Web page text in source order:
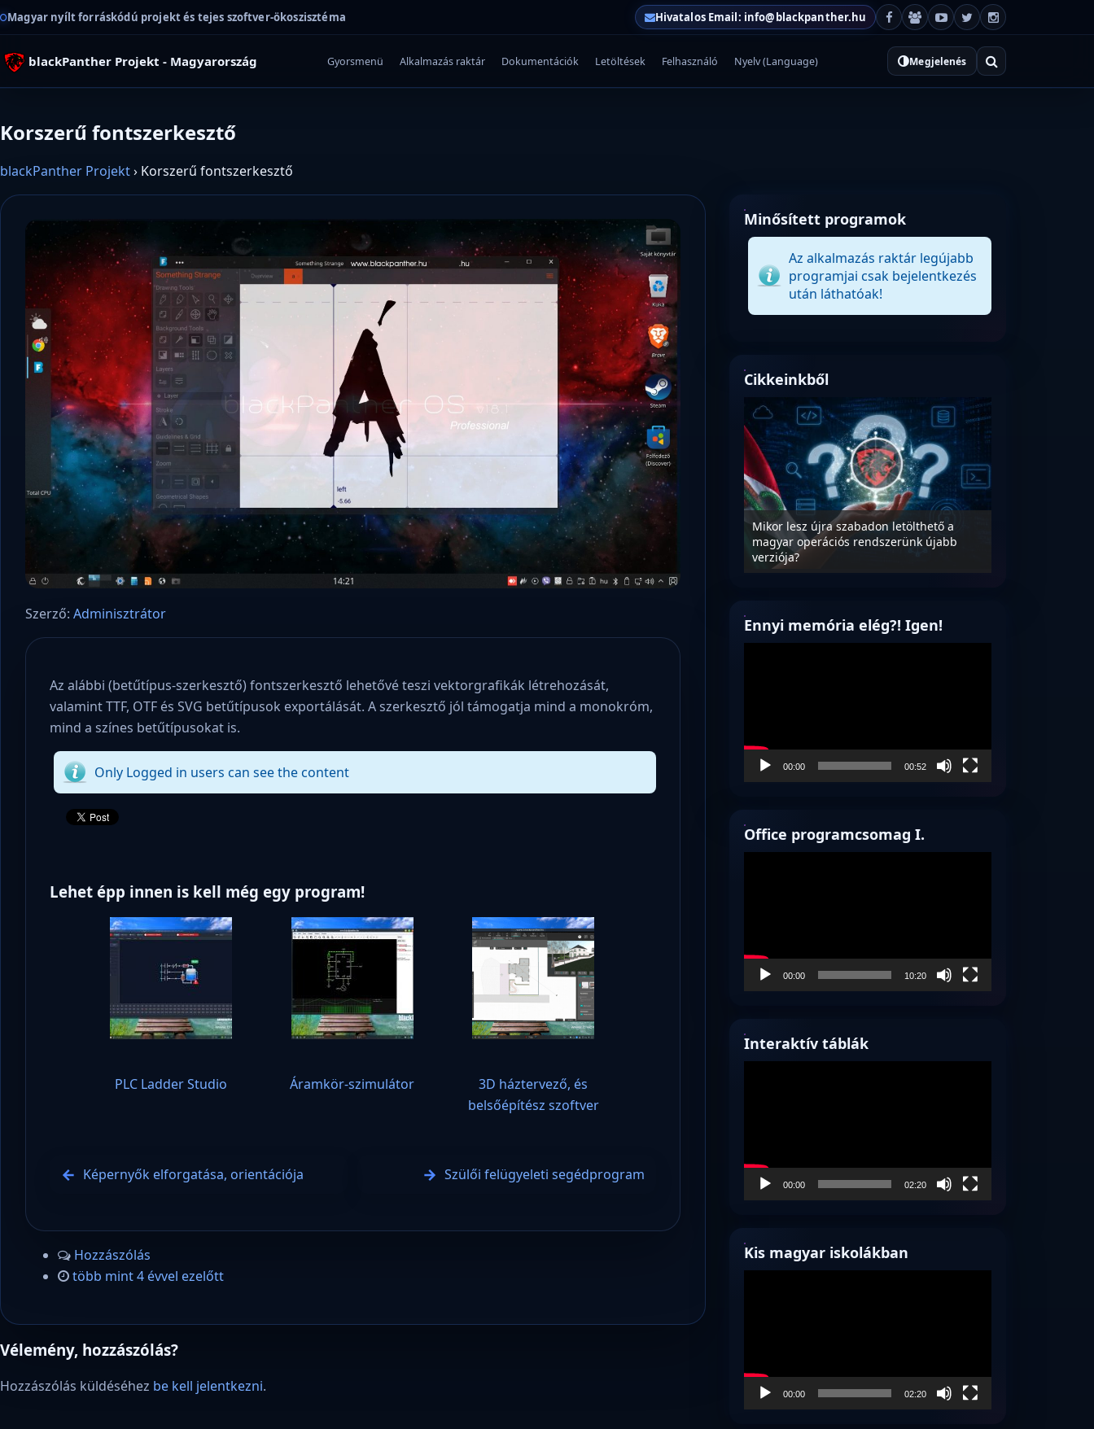
Magyar nyílt forráskódú projekt és tejes szoftver-ökoszisztéma Hivatalos Email: info@blackpanther.hu
blackPanther Projekt - Magyarország Gyorsmenü Alkalmazás raktár Dokumentációk Letöltések Felhasználó Nyelv (Language) Megjelenés
Korszerű fontszerkesztő
blackPanther Projekt› Korszerű fontszerkesztő
Szerző: Adminisztrátor
Az alábbi (betűtípus-szerkesztő) fontszerkesztő lehetővé teszi vektorgrafikák létrehozását,
valamint TTF, OTF és SVG betűtípusok exportálását. A szerkesztő jól támogatja mind a monokróm,
mind a színes betűtípusokat is.
Only Logged in users can see the content
Lehet épp innen is kell még egy program!
PLC Ladder Studio Áramkör-szimulátor
3D háztervező, és
belsőépítész szoftver
Képernyők elforgatása, orientációja Szülői felügyeleti segédprogram
Hozzászólás
több mint 4 évvel ezelőtt
Vélemény, hozzászólás?
Hozzászólás küldéséhez be kell jelentkezni.
Minősített programok
Az alkalmazás raktár legújabb
programjai csak bejelentkezés
után láthatóak!
Cikkeinkből
Konzulens – a polgári kommunikációs és
Nyílt levél Tanács Zoltán miniszter úrnak,
az oktatás és függetlenség jövőjéről!
Mikor lesz újra szabadon letölthető a
magyar operációs rendszerünk újabb
A magyar informatika és a szabad
szoftverek megtisztítása
Ennyi memória elég?! Igen!
00:00 00:52
Office programcsomag I.
00:00 10:20
Interaktív táblák
00:00 02:20
Kis magyar iskolákban
00:00 02:20